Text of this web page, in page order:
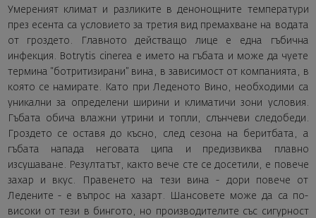
Умереният климат и разликите в денонощните температури
през есента са условието за третия вид премахване на водата
от гроздето. Главното действащо лице е една гъбична
инфекция. Botrytis cinerea е името на гъбата и може да чуете
термина “ботритизирани” вина, в зависимост от компанията, в
която се намирате. Като при Леденото Вино, необходими са
уникални за определени ширини и климатичи зони условия.
Гъбата обича влажни утрини и топли, слънчеви следобеди.
Гроздето се оставя до късно, след сезона на беритбата, а
гъбата напада неговата ципа и предизвиква плавно
изсушаване. Резултатът, както вече сте се досетили, е повече
захар и вкус. Правенето на тези вина - дори повече от
Ледените - е въпрос на хазарт. Шансовете може да са по-
високи от тези в бингото, но производителите със сигурност